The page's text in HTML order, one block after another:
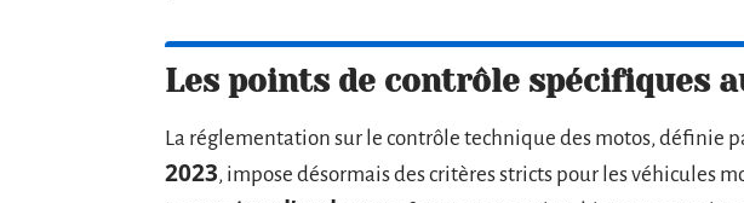
Les points de contrôle spécifiques
La réglementation sur le contrôle technique des motos, définie
2023, impose désormais des critères stricts pour les véhicules